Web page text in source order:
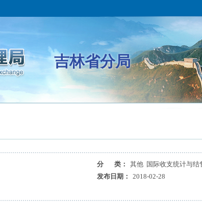
吉林省分局
分 类：
其他 国际收支统计与
发布日期：
2018-02-28